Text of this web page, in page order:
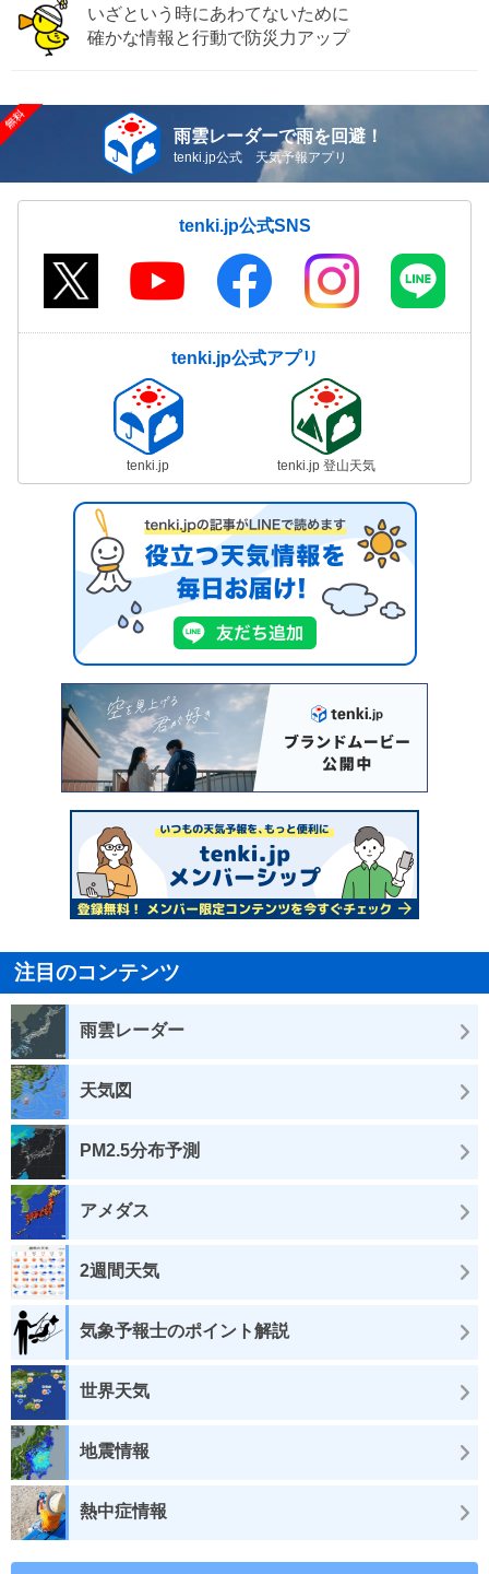
いざという時にあわてないために
確かな情報と行動で防災力アップ
雨雲レーダーで雨を回避！
tenki.jp公式 天気予報アプリ
tenki.jp公式SNS
tenki.jp公式アプリ
tenki.jp tenki.jp 登山天気
注目のコンテンツ
雨雲レーダー
天気図
PM2.5分布予測
アメダス
2週間天気
気象予報士のポイント解説
世界天気
地震情報
熱中症情報